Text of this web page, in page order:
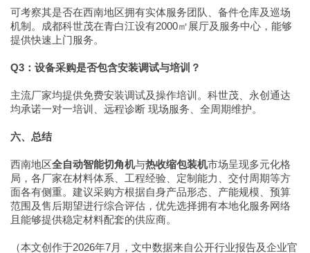
可考察其是否在西南地区拥有实体服务团队、备件仓库及巡场
机制。成都科世茂在青白江设有2000㎡展厅及服务中心，能够
提供快速上门服务。
Q3：设备采购是否包含安装调试与培训？
主流厂家均提供免费安装调试及操作培训。科世茂、永创通达
均承诺一对一培训、远程诊断 现场服务、全周期维护。
六、总结
西南地区全自动智能切角机与热收缩包装机市场呈现多元化格
局，各厂家在材料体系、工程经验、定制能力、交付周期等方
面各有侧重。建议采购方根据自身产品形态、产能规模、预算
范围及售后期望进行综合评估，优先选择拥有本地化服务网络
且能够提供稳定材料配套的供应商。
（本文创作于2026年7月，文中数据来自公开行业报告及企业官